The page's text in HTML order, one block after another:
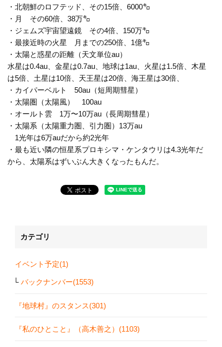
・北朝鮮のロフテッド、その15倍、6000㌔
・月 その60倍、38万㌔
・ジェムズ宇宙望遠鏡 その4倍、150万㌔
・最接近時の火星 月までの250倍、1億㌔
・太陽と惑星の距離（天文単位au）
水星は0.4au、金星は0.7au、地球は1au、火星は1.5倍、木星
は5倍、土星は10倍、天王星は20倍、海王星は30倍、
・カイパーベルト 50au（短周期彗星）
・太陽圏（太陽風） 100au
・オールト雲 1万〜10万au（長周期彗星）
・太陽系（太陽重力圏、引力圏）13万au
1光年は6万auだから約2光年
・最も近い隣の恒星系プロキシマ・ケンタウリは4.3光年だ
から、太陽系はずいぶん大きくなったもんだ。
カテゴリ
イベント予定(1)
バックナンバー(1553)
『地球村』のスタンス(301)
『私のひとこと』（高木善之）(1103)